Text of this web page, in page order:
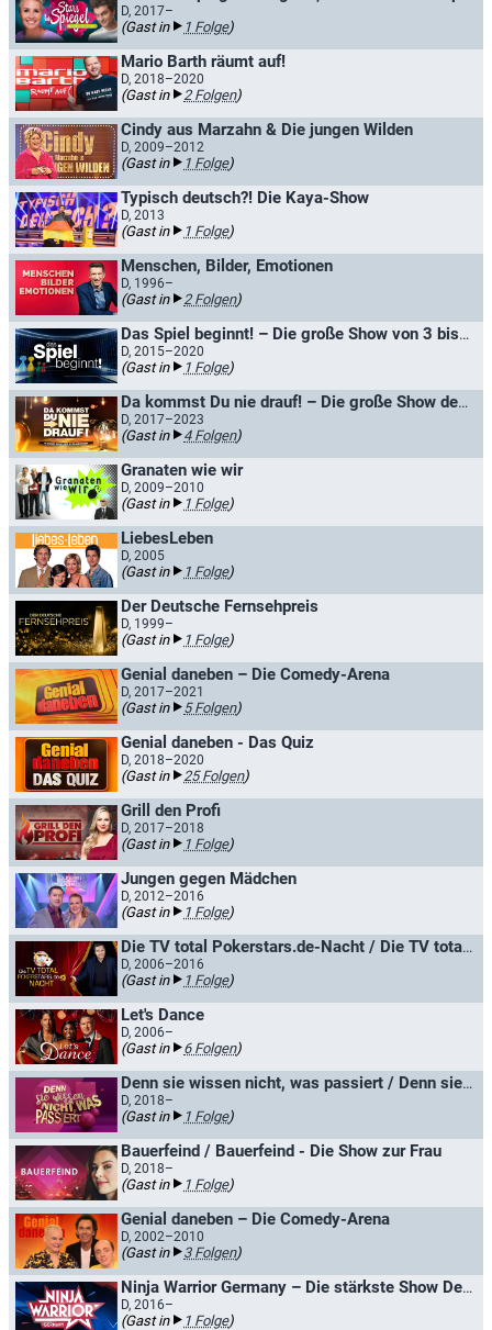
D, 2017–
(Gast in 1 Folge)
Mario Barth räumt auf!
D, 2018–2020
(Gast in 2 Folgen)
Cindy aus Marzahn & Die jungen Wilden
D, 2009–2012
(Gast in 1 Folge)
Typisch deutsch?! Die Kaya-Show
D, 2013
(Gast in 1 Folge)
Menschen, Bilder, Emotionen
D, 1996–
(Gast in 2 Folgen)
Das Spiel beginnt! – Die große Show von 3 bis 99
D, 2015–2020
(Gast in 1 Folge)
Da kommst Du nie drauf! – Die große Show der schrägen Fragen
D, 2017–2023
(Gast in 4 Folgen)
Granaten wie wir
D, 2009–2010
(Gast in 1 Folge)
LiebesLeben
D, 2005
(Gast in 1 Folge)
Der Deutsche Fernsehpreis
D, 1999–
(Gast in 1 Folge)
Genial daneben – Die Comedy-Arena
D, 2017–2021
(Gast in 5 Folgen)
Genial daneben - Das Quiz
D, 2018–2020
(Gast in 25 Folgen)
Grill den Profi
D, 2017–2018
(Gast in 1 Folge)
Jungen gegen Mädchen
D, 2012–2016
(Gast in 1 Folge)
Die TV total Pokerstars.de-Nacht / Die TV total EuroPoker.net Nacht
D, 2006–2016
(Gast in 1 Folge)
Let's Dance
D, 2006–
(Gast in 6 Folgen)
Denn sie wissen nicht, was passiert / Denn sie wissen nicht, was passiert - Die Jauch-Gottschalk-Schöneberger-Show
D, 2018–
(Gast in 1 Folge)
Bauerfeind / Bauerfeind - Die Show zur Frau
D, 2018–
(Gast in 1 Folge)
Genial daneben – Die Comedy-Arena
D, 2002–2010
(Gast in 3 Folgen)
Ninja Warrior Germany – Die stärkste Show Deutschlands
D, 2016–
(Gast in 1 Folge)